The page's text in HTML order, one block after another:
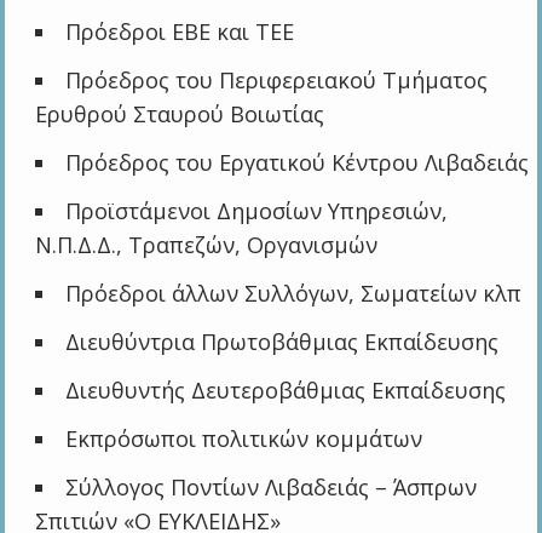
Πρόεδροι ΕΒΕ και ΤΕΕ
Πρόεδρος του Περιφερειακού Τμήματος
Ερυθρού Σταυρού Βοιωτίας
Πρόεδρος του Εργατικού Κέντρου Λιβαδειάς
Προϊστάμενοι Δημοσίων Υπηρεσιών,
Ν.Π.Δ.Δ., Τραπεζών, Οργανισμών
Πρόεδροι άλλων Συλλόγων, Σωματείων κλπ
Διευθύντρια Πρωτοβάθμιας Εκπαίδευσης
Διευθυντής Δευτεροβάθμιας Εκπαίδευσης
Εκπρόσωποι πολιτικών κομμάτων
Σύλλογος Ποντίων Λιβαδειάς – Άσπρων
Σπιτιών «Ο ΕΥΚΛΕΙΔΗΣ»